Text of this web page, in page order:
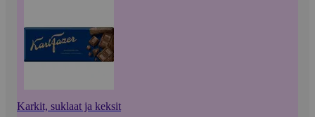
Karkit, suklaat ja keksit